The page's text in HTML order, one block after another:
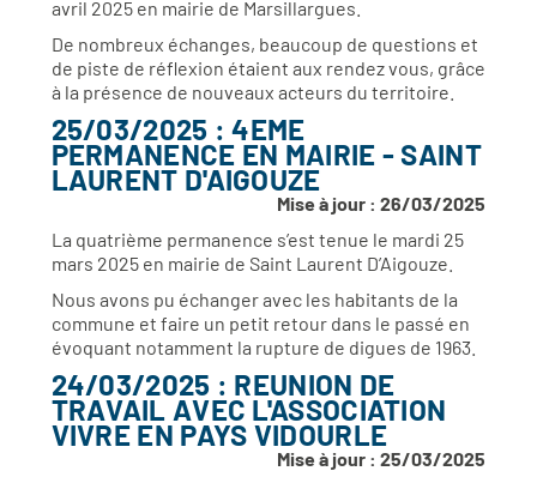
avril 2025 en mairie de Marsillargues.
De nombreux échanges, beaucoup de questions et
de piste de réflexion étaient aux rendez vous, grâce
à la présence de nouveaux acteurs du territoire.
25/03/2025 : 4EME
PERMANENCE EN MAIRIE - SAINT
LAURENT D'AIGOUZE
Mise à jour : 26/03/2025
La quatrième permanence s’est tenue le mardi 25
mars 2025 en mairie de Saint Laurent D’Aigouze.
Nous avons pu échanger avec les habitants de la
commune et faire un petit retour dans le passé en
évoquant notamment la rupture de digues de 1963.
24/03/2025 : REUNION DE
TRAVAIL AVEC L'ASSOCIATION
VIVRE EN PAYS VIDOURLE
Mise à jour : 25/03/2025